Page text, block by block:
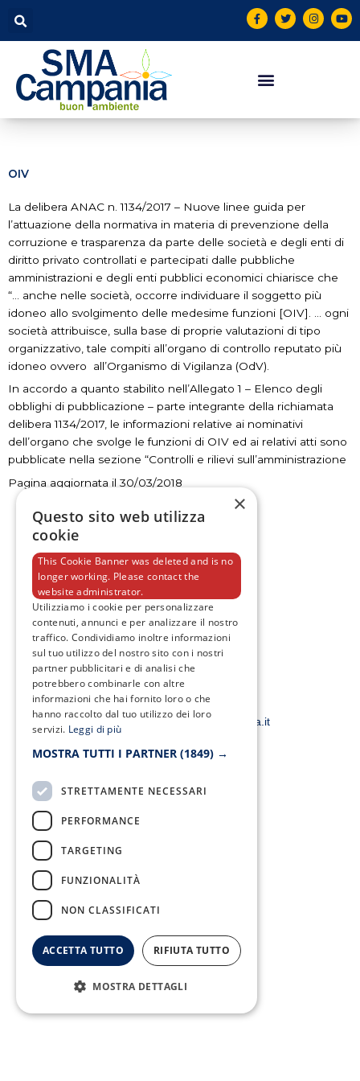
contenuto
F
a
c
e
o
k
T
w
i
t
I
n
s
t
Y
o
u
t
OIV
La delibera ANAC n. 1134/2017 – Nuove linee guida per
l’attuazione della normativa in materia di prevenzione della
corruzione e trasparenza da parte delle società e degli enti di
diritto privato controllati e partecipati dalle pubbliche
amministrazioni e degli enti pubblici economici chiarisce che
“… anche nelle società, occorre individuare il soggetto più
idoneo allo svolgimento delle medesime funzioni [OIV]. … ogni
società attribuisce, sulla base di proprie valutazioni di tipo
organizzativo, tale compiti all’organo di controllo reputato più
idoneo ovvero all’Organismo di Vigilanza (OdV).
In accordo a quanto stabilito nell’Allegato 1 – Elenco degli
obblighi di pubblicazione – parte integrante della richiamata
delibera 1134/2017, le informazioni relative ai nominativi
dell’organo che svolge le funzioni di OIV ed ai relativi atti sono
pubblicate nella sezione “Controlli e rilievi sull’amministrazione
Pagina aggiornata il 30/03/2018
Telefono:
Fax:
0823/21034
Email:
smacampaniaspa@pec.it –info@smacampania.it
T
w
i
t
t
e
r
I
n
s
a
g
r
a
m
Y
o
u
t
u
b
e
×
Questo sito web utilizza
cookie
This Cookie Banner was deleted and is no
longer working. Please contact the
website administrator.
Utilizziamo i cookie per personalizzare
contenuti, annunci e per analizzare il nostro
traffico. Condividiamo inoltre informazioni
sul tuo utilizzo del nostro sito con i nostri
partner pubblicitari e di analisi che
potrebbero combinarle con altre
informazioni che hai fornito loro o che
hanno raccolto dal tuo utilizzo dei loro
servizi. Leggi di più
MOSTRA TUTTI I PARTNER (1849) →
STRETTAMENTE NECESSARI
PERFORMANCE
TARGETING
FUNZIONALITÀ
NON CLASSIFICATI
ACCETTA TUTTO RIFIUTA TUTTO
MOSTRA DETTAGLI